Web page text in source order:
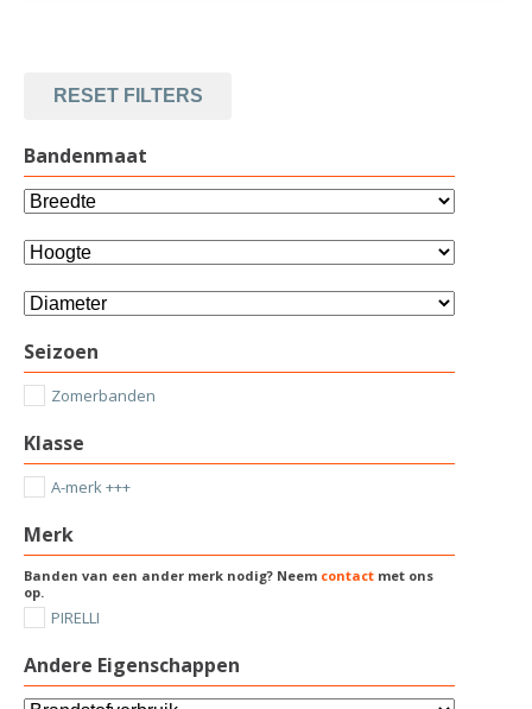
RESET FILTERS
Bandenmaat
Seizoen
Zomerbanden
Klasse
A-merk +++
Merk
Banden van een ander merk nodig? Neem contact met ons
op.
PIRELLI
Andere Eigenschappen